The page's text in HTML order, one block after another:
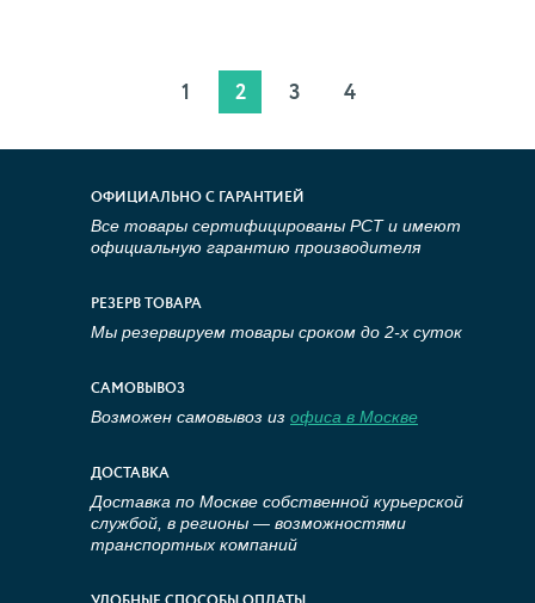
1 2 3 4
ОФИЦИАЛЬНО С ГАРАНТИЕЙ
Все товары сертифицированы РСТ и имеют
официальную гарантию производителя
РЕЗЕРВ ТОВАРА
Мы резервируем товары сроком до 2-х суток
САМОВЫВОЗ
Возможен самовывоз из офиса в Москве
ДОСТАВКА
Доставка по Москве собственной курьерской
службой, в регионы — возможностями
транспортных компаний